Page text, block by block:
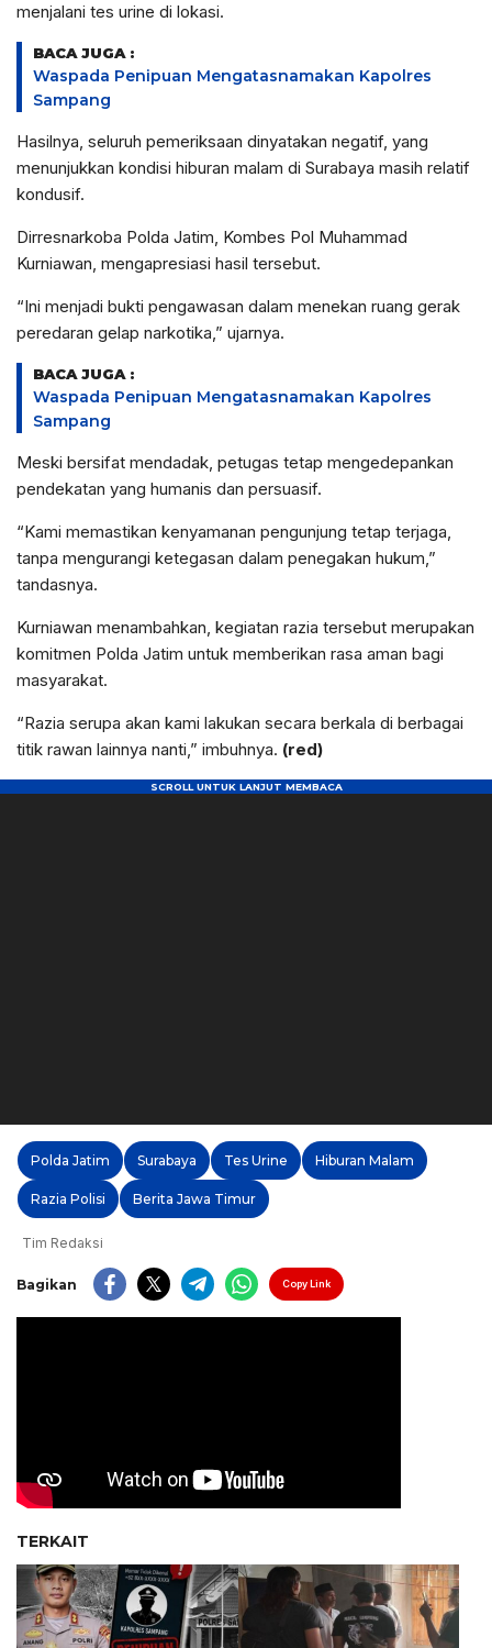
menjalani tes urine di lokasi.
BACA JUGA :
Waspada Penipuan Mengatasnamakan Kapolres
Sampang
Hasilnya, seluruh pemeriksaan dinyatakan negatif, yang
menunjukkan kondisi hiburan malam di Surabaya masih relatif
kondusif.
Dirresnarkoba Polda Jatim, Kombes Pol Muhammad
Kurniawan, mengapresiasi hasil tersebut.
“Ini menjadi bukti pengawasan dalam menekan ruang gerak
peredaran gelap narkotika,” ujarnya.
BACA JUGA :
Waspada Penipuan Mengatasnamakan Kapolres
Sampang
Meski bersifat mendadak, petugas tetap mengedepankan
pendekatan yang humanis dan persuasif.
“Kami memastikan kenyamanan pengunjung tetap terjaga,
tanpa mengurangi ketegasan dalam penegakan hukum,”
tandasnya.
Kurniawan menambahkan, kegiatan razia tersebut merupakan
komitmen Polda Jatim untuk memberikan rasa aman bagi
masyarakat.
“Razia serupa akan kami lakukan secara berkala di berbagai
titik rawan lainnya nanti,” imbuhnya. (red)
Polda Jatim Surabaya Tes Urine Hiburan Malam
Razia Polisi Berita Jawa Timur
Tim Redaksi
Bagikan Copy Link
TERKAIT